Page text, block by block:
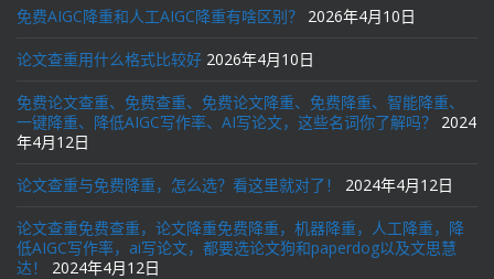
免费AIGC降重和人工AIGC降重有啥区别？ 2026年4月10日
论文查重用什么格式比较好 2026年4月10日
免费论文查重、免费查重、免费论文降重、免费降重、智能降重、
一键降重、降低AIGC写作率、AI写论文，这些名词你了解吗？
2024
年4月12日
论文查重与免费降重，怎么选？看这里就对了！ 2024年4月12日
论文查重免费查重，论文降重免费降重，机器降重，人工降重，降
低AIGC写作率，ai写论文，都要选论文狗和paperdog以及文思慧
达！
2024年4月12日